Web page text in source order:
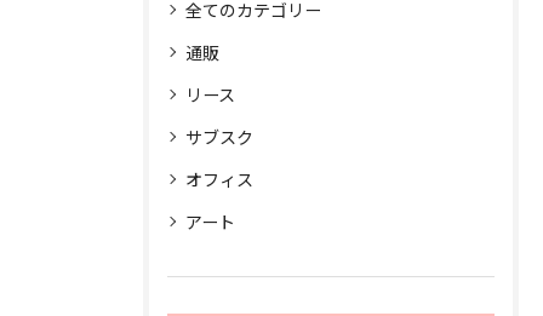
全てのカテゴリー
通販
リース
サブスク
オフィス
アート